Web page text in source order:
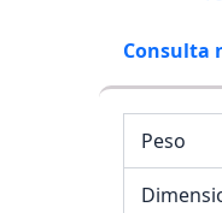
Consulta
Peso